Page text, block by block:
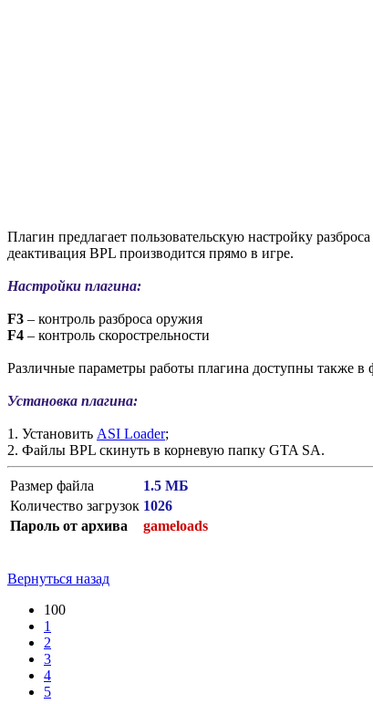
Плагин предлагает пользовательскую настройку
деактивация BPL производится прямо в игре.
Настройки плагина:
F3 – контроль разброса оружия
F4 – контроль скорострельности
Различные параметры работы плагина доступны также в
Установка плагина:
1. Установить ASI Loader;
2. Файлы BPL скинуть в корневую папку GTA SA.
Размер файла
1.5 МБ
Количество загрузок 1026
Пароль от архива
gameloads
Вернуться назад
100
1
2
3
4
5